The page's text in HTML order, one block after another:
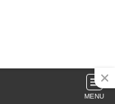
MENU